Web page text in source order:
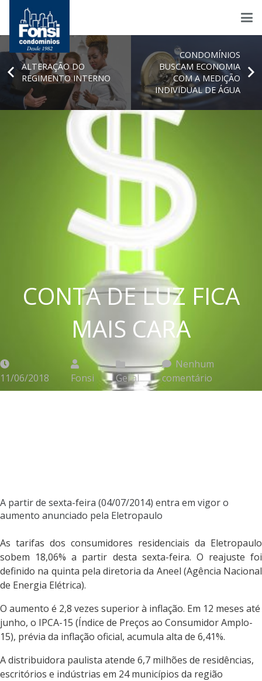
ALTERAÇÃO DO
REGIMENTO INTERNO
CONDOMÍNIOS
BUSCAM ECONOMIA
COM A MEDIÇÃO
INDIVIDUAL DE ÁGUA
CONTA DE LUZ FICA
MAIS CARA
11/06/2018 Fonsi Geral
Nenhum
comentário
A partir de sexta-feira (04/07/2014) entra em vigor o
aumento anunciado pela Eletropaulo
As tarifas dos consumidores residenciais da Eletropaulo
sobem 18,06% a partir desta sexta-feira. O reajuste foi
definido na quinta pela diretoria da Aneel (Agência Nacional
de Energia Elétrica).
O aumento é 2,8 vezes superior à inflação. Em 12 meses até
junho, o IPCA-15 (Índice de Preços ao Consumidor Amplo-
15), prévia da inflação oficial, acumula alta de 6,41%.
A distribuidora paulista atende 6,7 milhões de residências,
escritórios e indústrias em 24 municípios da região